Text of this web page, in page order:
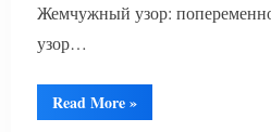
Жемчужный узор:
узор…
Read More“Вязаная
шапка
»